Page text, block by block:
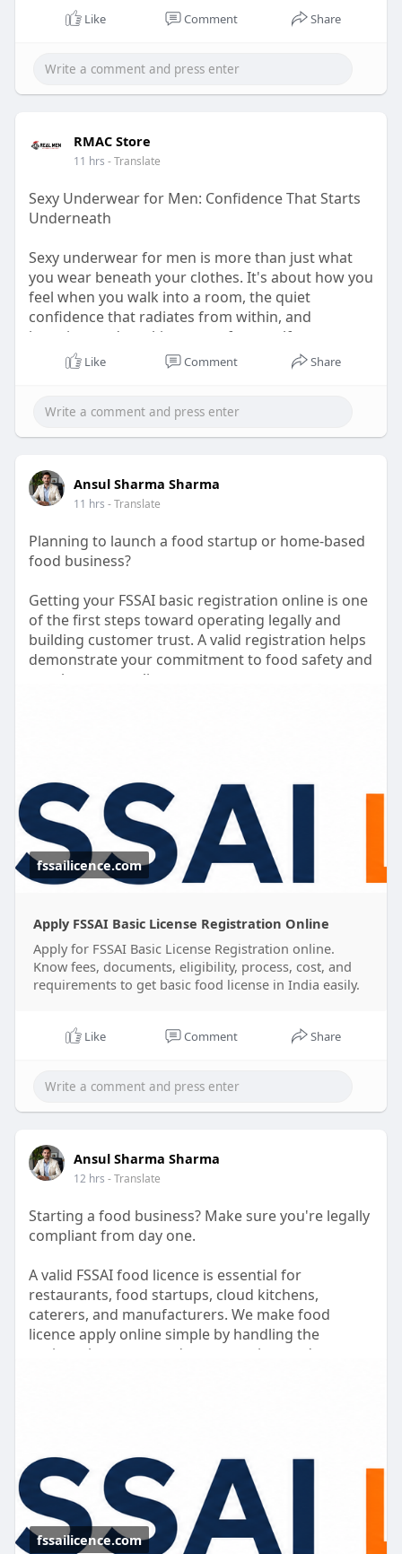
Like Comment Share
RMAC Store
11 hrs - Translate
Sexy Underwear for Men: Confidence That Starts
Underneath
Sexy underwear for men is more than just what
you wear beneath your clothes. It's about how you
feel when you walk into a room, the quiet
confidence that radiates from within, and
knowing you're taking care of yourself.
Visit for more -
for-m
Like Comment Share
Ansul Sharma Sharma
11 hrs - Translate
Planning to launch a food startup or home-based
food business?
Getting your FSSAI basic registration online is one
of the first steps toward operating legally and
building customer trust. A valid registration helps
demonstrate your commitment to food safety and
regulatory compliance.
the FSSAI basic registration cost and ensure your
application is submitted accurately.
Focus on growing your business while we simplify
the registration process for you.
✅ Documentation Assistance
✅ Compliance Guidance
✅ Hassle-Free Process
#fssaibasicregistrationcost
fssailicence.com
Apply FSSAI Basic License Registration Online
Apply for FSSAI Basic License Registration online.
Know fees, documents, eligibility, process, cost, and
requirements to get basic food license in India easily.
Like Comment Share
Ansul Sharma Sharma
12 hrs - Translate
Starting a food business? Make sure you're legally
compliant from day one.
A valid FSSAI food licence is essential for
restaurants, food startups, cloud kitchens,
caterers, and manufacturers. We make food
licence apply online simple by handling the
registration process, documentation, and
registration and help you secure the required
food safety license quickly and efficiently.
Grow your business with confidence while we take
care of the licensing process.
fssailicence.com